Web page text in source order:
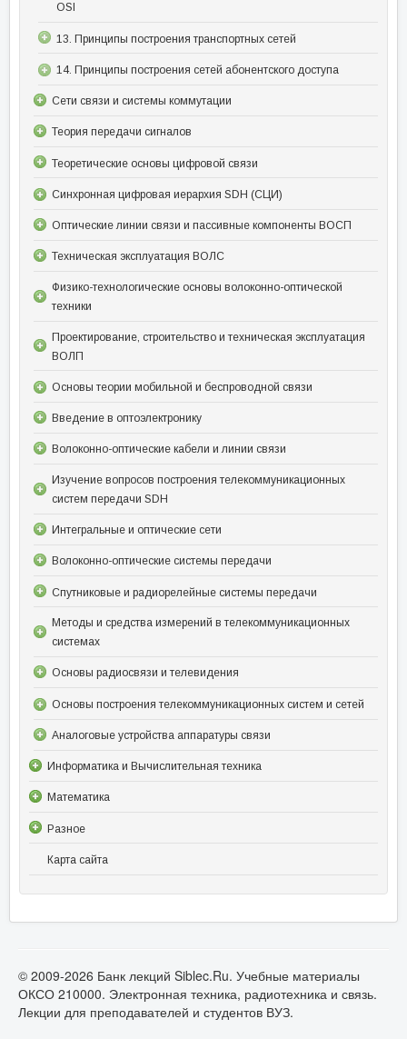
OSI
13. Принципы построения транспортных сетей
14. Принципы построения сетей абонентского доступа
Сети связи и системы коммутации
Теория передачи сигналов
Теоретические основы цифровой связи
Синхронная цифровая иерархия SDH (СЦИ)
Оптические линии связи и пассивные компоненты ВОСП
Техническая эксплуатация ВОЛС
Физико-технологические основы волоконно-оптической
техники
Проектирование, строительство и техническая эксплуатация
ВОЛП
Основы теории мобильной и беспроводной связи
Введение в оптоэлектронику
Волоконно-оптические кабели и линии связи
Изучение вопросов построения телекоммуникационных
систем передачи SDH
Интегральные и оптические сети
Волоконно-оптические системы передачи
Спутниковые и радиорелейные системы передачи
Методы и средства измерений в телекоммуникационных
системах
Основы радиосвязи и телевидения
Основы построения телекоммуникационных систем и сетей
Аналоговые устройства аппаратуры связи
Информатика и Вычислительная техника
Математика
Разное
Карта сайта
© 2009-2026 Банк лекций Siblec.Ru. Учебные материалы
ОКСО 210000. Электронная техника, радиотехника и связь.
Лекции для преподавателей и студентов ВУЗ.